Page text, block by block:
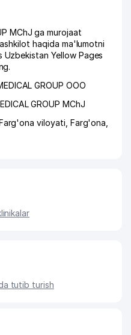
MChJ ga murojaat
haqida ma'lumotni
Yellow Pages
GROUP ООО
GROUP MChJ
viloyati Farg'ona
tutib turish